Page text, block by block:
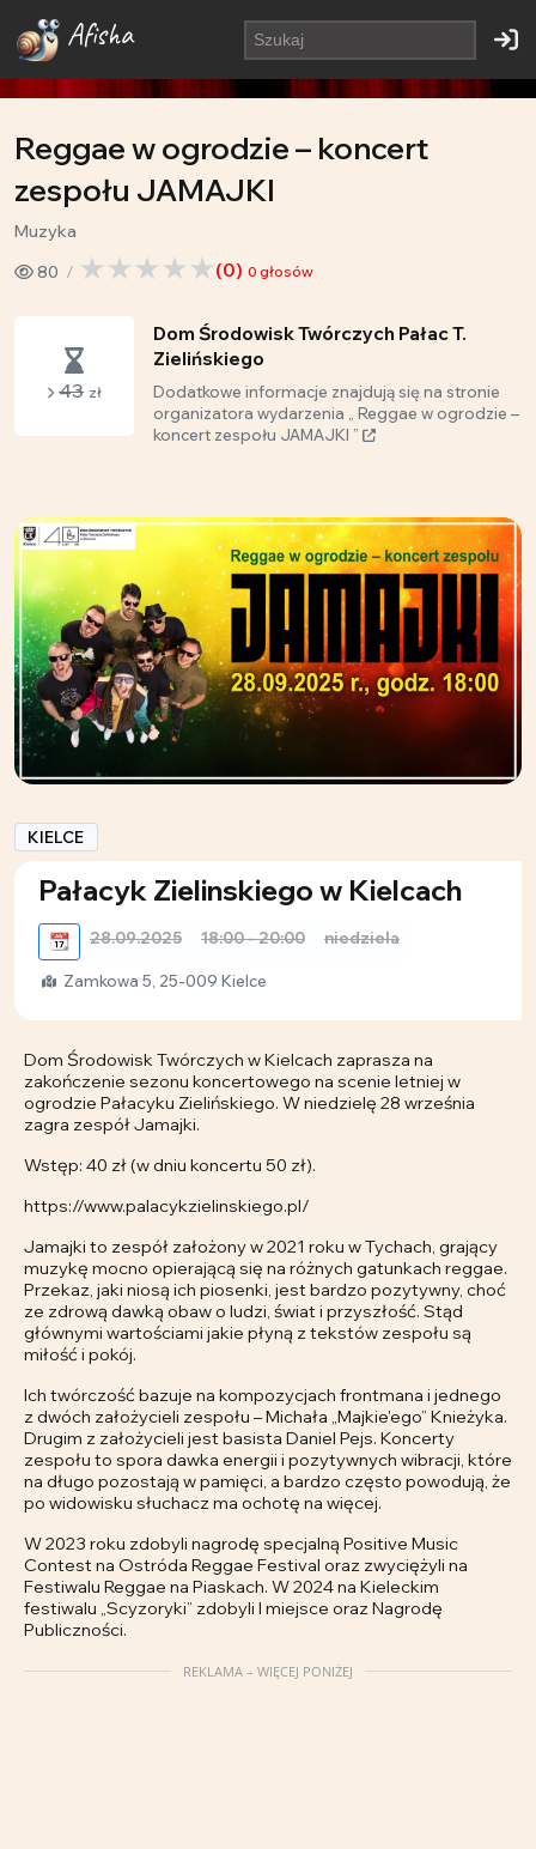
Afisha
Reggae w ogrodzie – koncert
zespołu JAMAJKI
Muzyka
80
(0) 0 głosów
43 zł
Dom Środowisk Twórczych Pałac T.
Zielińskiego
Dodatkowe informacje znajdują się na stronie
organizatora wydarzenia „ Reggae w ogrodzie –
koncert zespołu JAMAJKI ”
KIELCE
Pałacyk Zielinskiego w Kielcach
📆 28.09.2025 18:00 - 20:00 niedziela
Zamkowa 5, 25-009 Kielce
Dom Środowisk Twórczych w Kielcach zaprasza na
zakończenie sezonu koncertowego na scenie letniej w
ogrodzie Pałacyku Zielińskiego. W niedzielę 28 września
zagra zespół Jamajki.
Wstęp: 40 zł (w dniu koncertu 50 zł).
https://www.palacykzielinskiego.pl/
Jamajki to zespół założony w 2021 roku w Tychach, grający
muzykę mocno opierającą się na różnych gatunkach reggae.
Przekaz, jaki niosą ich piosenki, jest bardzo pozytywny, choć
ze zdrową dawką obaw o ludzi, świat i przyszłość. Stąd
głównymi wartościami jakie płyną z tekstów zespołu są
miłość i pokój.
Ich twórczość bazuje na kompozycjach frontmana i jednego
z dwóch założycieli zespołu – Michała „Majkie'ego” Knieżyka.
Drugim z założycieli jest basista Daniel Pejs. Koncerty
zespołu to spora dawka energii i pozytywnych wibracji, które
na długo pozostają w pamięci, a bardzo często powodują, że
po widowisku słuchacz ma ochotę na więcej.
W 2023 roku zdobyli nagrodę specjalną Positive Music
Contest na Ostróda Reggae Festival oraz zwyciężyli na
Festiwalu Reggae na Piaskach. W 2024 na Kieleckim
festiwalu „Scyzoryki” zdobyli I miejsce oraz Nagrodę
Publiczności.
REKLAMA – WIĘCEJ PONIŻEJ